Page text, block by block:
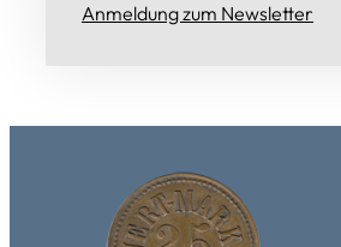
Anmeldung zum Newsletter